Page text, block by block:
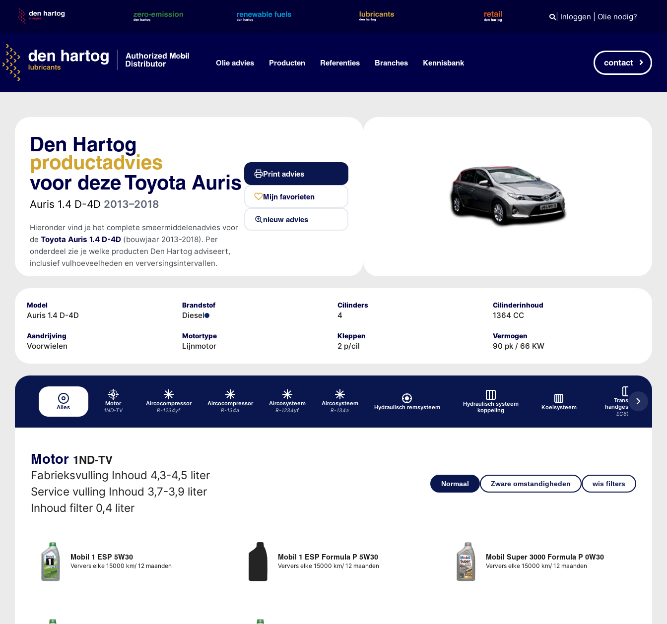
content
| Inloggen Olie nodig?
Olie advies Producten Referenties Branches Kennisbank contact
Den Hartog
productadvies
voor deze Toyota Auris
Auris 1.4 D-4D 2013–2018
Hieronder vind je het complete smeermiddelenadvies voor
de Toyota Auris 1.4 D-4D(bouwjaar 2013-2018). Per
onderdeel zie je welke producten Den Hartog adviseert,
inclusief vulhoeveelheden en verversingsintervallen.
Print advies
Mijn favorieten
nieuw advies
Model
Auris 1.4 D-4D
Brandstof
Diesel
Cilinders
4
Cilinderinhoud
1364 CC
Aandrijving
Voorwielen
Motortype
Lijnmotor
Kleppen
2 p/cil
Vermogen
90 pk / 66 KW
Alles
Motor
1ND-TV
Aircocompressor
R-1234yf
Aircocompressor
R-134a
Aircosysteem
R-1234yf
Aircosysteem
R-134a Hydraulisch remsysteem
Hydraulisch systeem
koppeling
Koelsysteem
Transaxle,
handgeschakeld
EC69 6/1
Motor 1ND-TV
Fabrieksvulling Inhoud 4,3-4,5 liter
Service vulling Inhoud 3,7-3,9 liter
Inhoud filter 0,4 liter
Normaal Zware omstandigheden wis filters
Mobil 1 ESP 5W30
Ververs elke 15000 km/ 12 maanden
Mobil 1 ESP Formula P 5W30
Ververs elke 15000 km/ 12 maanden
Mobil Super 3000 Formula P 0W30
Ververs elke 15000 km/ 12 maanden